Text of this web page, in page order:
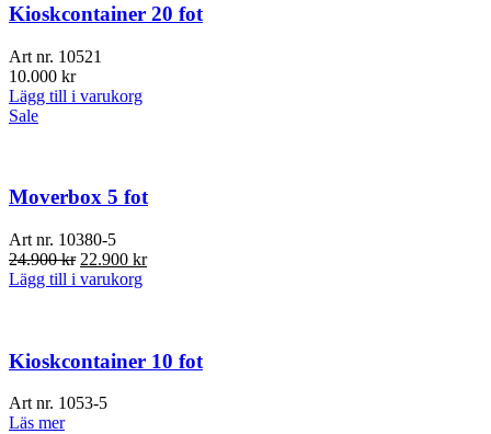
Kioskcontainer 20 fot
Art nr. 10521
10.000 kr
Lägg till i varukorg
Sale
Moverbox 5 fot
Art nr. 10380-5
24.900kr Det
ursprungliga
22.900 krDet
Lägg till i varukorg
Kioskcontainer 10 fot
Art nr. 1053-5
Läs mer